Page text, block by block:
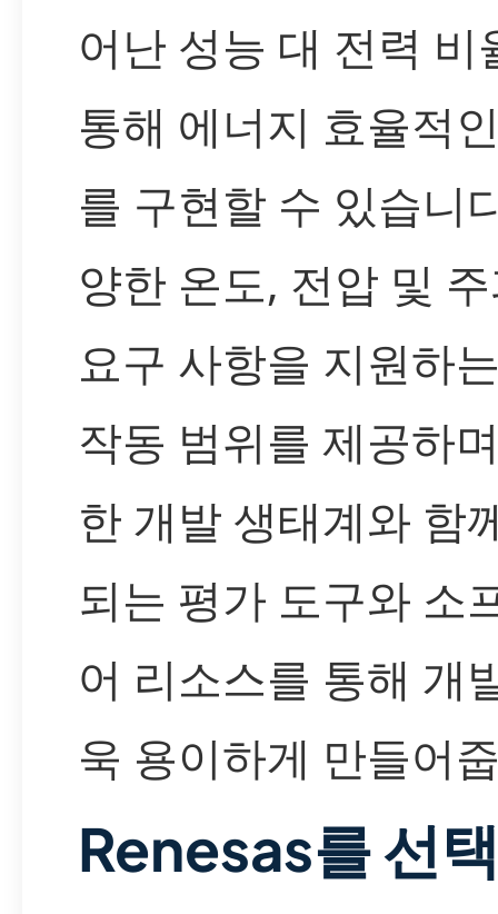
어난 성능 대 전력 비
통해 에너지 효율적
를 구현할 수 있습니
양한 온도, 전압 및
요구 사항을 지원하
작동 범위를 제공하
한 개발 생태계와 함
되는 평가 도구와 소
어 리소스를 통해 개
욱 용이하게 만들어
Renesas를 선